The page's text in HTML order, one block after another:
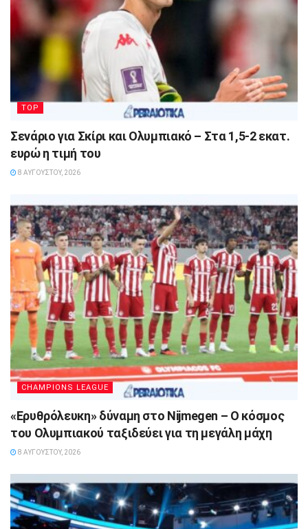
TOP
Σενάριο για Σκίρι και Ολυμπιακό – Στα 1,5-2 εκατ.
ευρώ η τιμή του
8 ΑΥΓΟΎΣΤΟΥ, 2026
CHAMPIONS LEAGUE
«Ερυθρόλευκη» δύναμη στο Nijmegen – Ο κόσμος
του Ολυμπιακού ταξιδεύει για τη μεγάλη μάχη
8 ΑΥΓΟΎΣΤΟΥ, 2026